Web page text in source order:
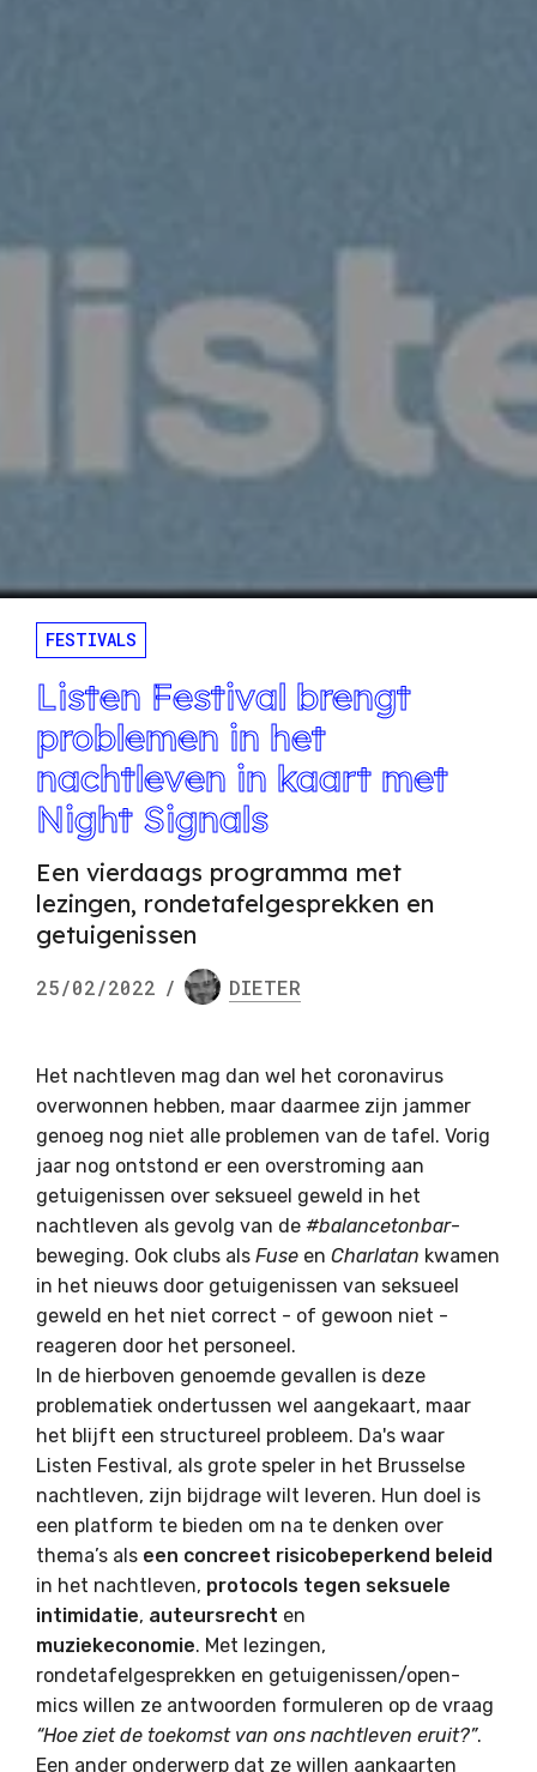
FESTIVALS
Listen Festival brengt
problemen in het
nachtleven in kaart met
Night Signals
Een vierdaags programma met
lezingen, rondetafelgesprekken en
getuigenissen
25/02/2022 / DIETER
Het nachtleven mag dan wel het coronavirus
overwonnen hebben, maar daarmee zijn jammer
genoeg nog niet alle problemen van de tafel. Vorig
jaar nog ontstond er een overstroming aan
getuigenissen over seksueel geweld in het
nachtleven als gevolg van de #balancetonbar-
beweging. Ook clubs als Fuse en Charlatan kwamen
in het nieuws door getuigenissen van seksueel
geweld en het niet correct - of gewoon niet -
reageren door het personeel.
In de hierboven genoemde gevallen is deze
problematiek ondertussen wel aangekaart, maar
het blijft een structureel probleem. Da's waar
Listen Festival, als grote speler in het Brusselse
nachtleven, zijn bijdrage wilt leveren. Hun doel is
een platform te bieden om na te denken over
thema’s als een concreet risicobeperkend beleid
in het nachtleven, protocols tegen seksuele
intimidatie, auteursrecht en
muziekeconomie. Met lezingen,
rondetafelgesprekken en getuigenissen/open-
mics willen ze antwoorden formuleren op de vraag
“Hoe ziet de toekomst van ons nachtleven eruit?”.
Een ander onderwerp dat ze willen aankaarten